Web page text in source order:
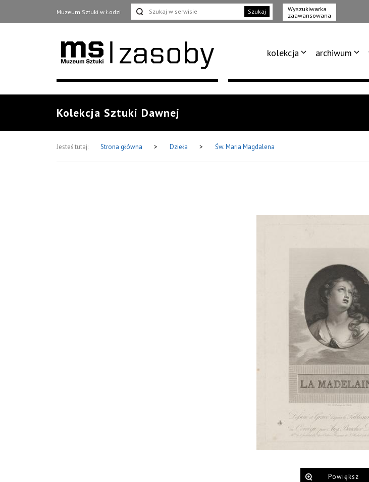
Muzeum Sztuki w Łodzi Szukaj
Wyszukiwarka
zaawansowana
kolekcja archiwum
Kolekcja Sztuki Dawnej
Jesteś tutaj: Strona główna > Dzieła > Św. Maria Magdalena
Powiększ